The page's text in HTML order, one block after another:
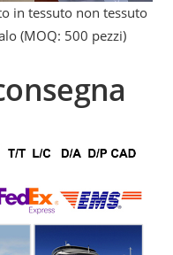
in tessuto non tessuto
(MOQ: 500 pezzi)